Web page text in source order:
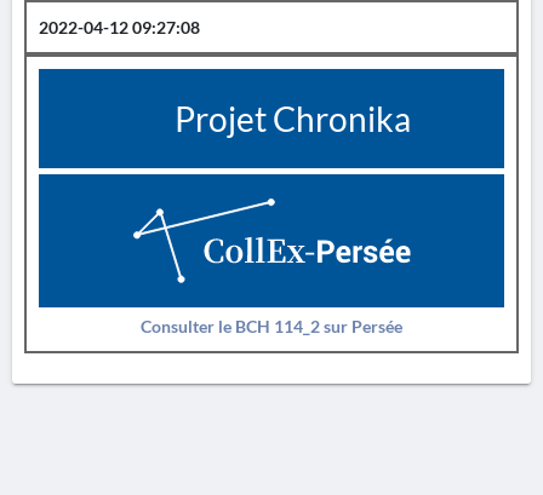
2022-04-12 09:27:08
Projet Chronika
Consulter le BCH 114_2 sur Persée